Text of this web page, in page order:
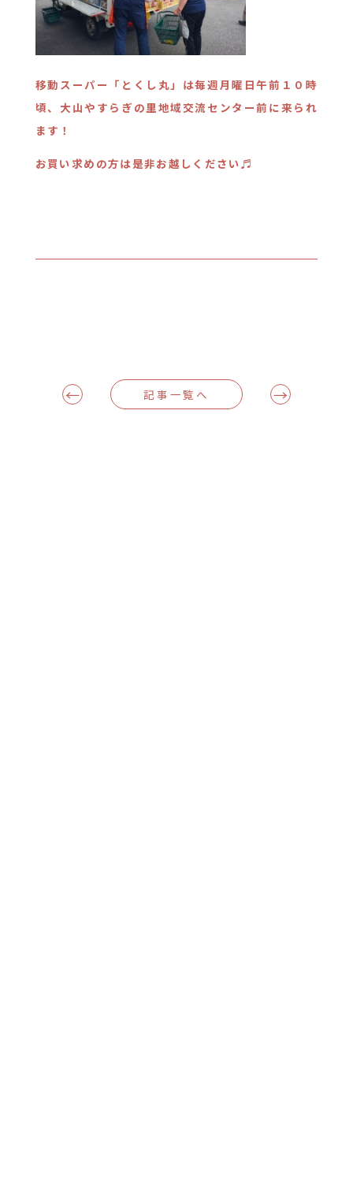
移動スーパー「とくし丸」は毎週月曜日午前１０時
頃、大山やすらぎの里地域交流センター前に来られ
ます！
お買い求めの方は是非お越しください♬
← 記事一覧へ →